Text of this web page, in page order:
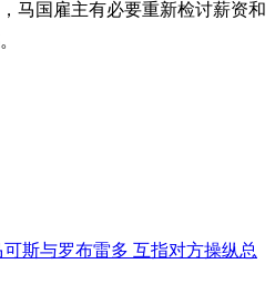
马国雇主有必要重新检讨薪资和
斯与罗布雷多 互指对方操纵总